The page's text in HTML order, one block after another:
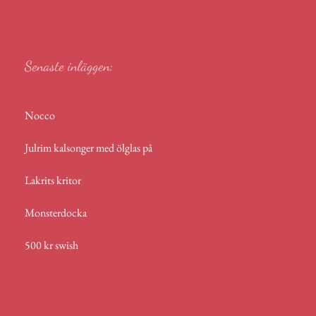
Senaste inläggen:
Nocco
Julrim kalsonger med ölglas på
Lakrits kritor
Monsterdocka
500 kr swish